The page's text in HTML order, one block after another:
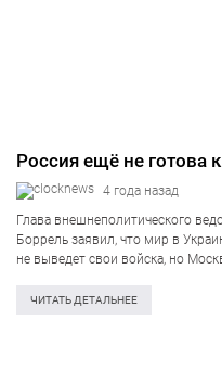
Россия ещё не готова
4 года назад
Глава внешнеполитического
Боррель заявил, что мир в
не выведет свои войска, но
Reuters. «Я…
ЧИТАТЬ ДЕТАЛЬНЕЕ